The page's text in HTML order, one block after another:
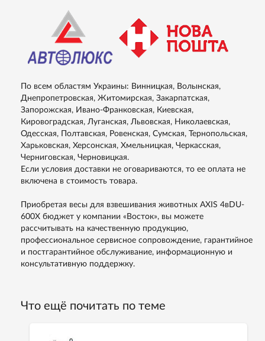
По всем областям Украины: Винницкая, Волынская,
Днепропетровская, Житомирская, Закарпатская,
Запорожская, Ивано-Франковская, Киевская,
Кировоградская, Луганская, Львовская, Николаевская,
Одесская, Полтавская, Ровенская, Сумская, Тернопольская,
Харьковская, Херсонская, Хмельницкая, Черкасская,
Черниговская, Черновицкая.
Если условия доставки не оговариваются, то ее оплата не
включена в стоимость товара.
Приобретая весы для взвешивания животных AXIS 4вDU-
600X бюджет у компании «Восток», вы можете
рассчитывать на качественную продукцию,
профессиональное сервисное сопровождение, гарантийное
и постгарантийное обслуживание, информационную и
консультативную поддержку.
Что ещё почитать по теме